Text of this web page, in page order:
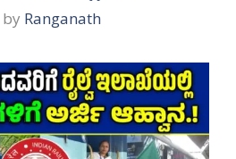
by Ranganath